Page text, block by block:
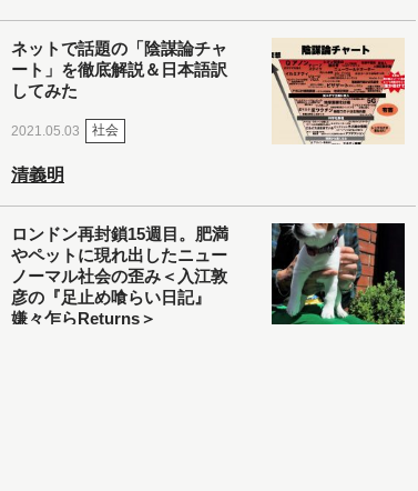
ネットで話題の「陰謀論チャ
ート」を徹底解説＆日本語訳
してみた
2021.05.03 社会
清義明
ロンドン再封鎖15週目。肥満
やペットに現れ出したニュー
ノーマル社会の歪み＜入江敦
彦の『足止め喰らい日記』
嫌々乍らReturns＞